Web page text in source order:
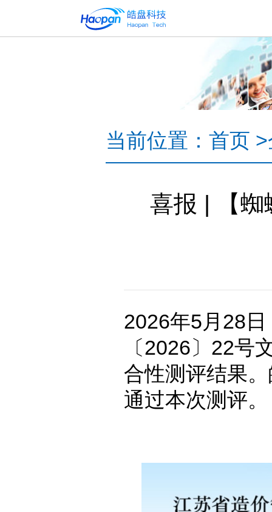
当前位置： 首页 >
喜报 | 【蜘
2026年5月28
〔2026〕22号
合性测评结果
通过本次测评。